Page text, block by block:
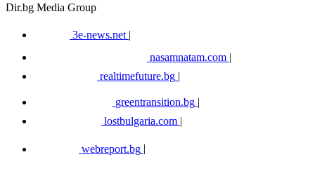
Dir.bg Media Group
3e-news.net |
nasamnatam.com |
realtimefuture.bg |
greentransition.bg |
lostbulgaria.com |
webreport.bg